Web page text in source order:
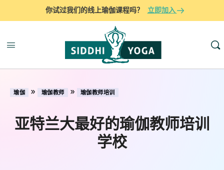
你试过我们的线上瑜伽课程吗？ 立即加入
瑜伽 » 瑜伽教师 » 瑜伽教师培训
亚特兰大最好的瑜伽教师培训
学校